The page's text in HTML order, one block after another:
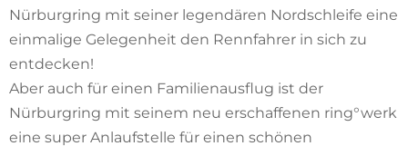
Nürburgring mit seiner legendären Nordschleife eine
einmalige Gelegenheit den Rennfahrer in sich zu
entdecken!
Aber auch für einen Familienausflug ist der
Nürburgring mit seinem neu erschaffenen ring°werk
eine super Anlaufstelle für einen schönen